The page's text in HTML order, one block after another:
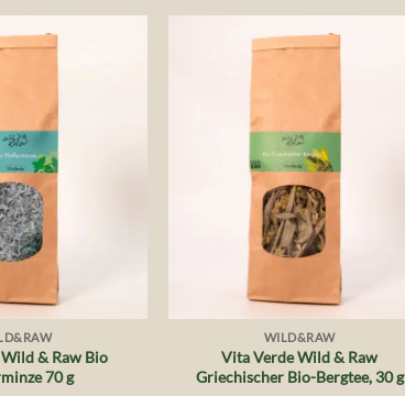
& Raw Bio
70 g
WILD&RAW
Vita Verde Wild & Raw
Griechischer Bio-Bergtee, 30 g